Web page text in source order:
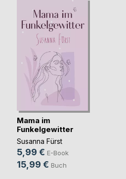
Mama im
Funkelgewitter
Susanna Fürst
5,99 € E-Book
15,99 € Buch